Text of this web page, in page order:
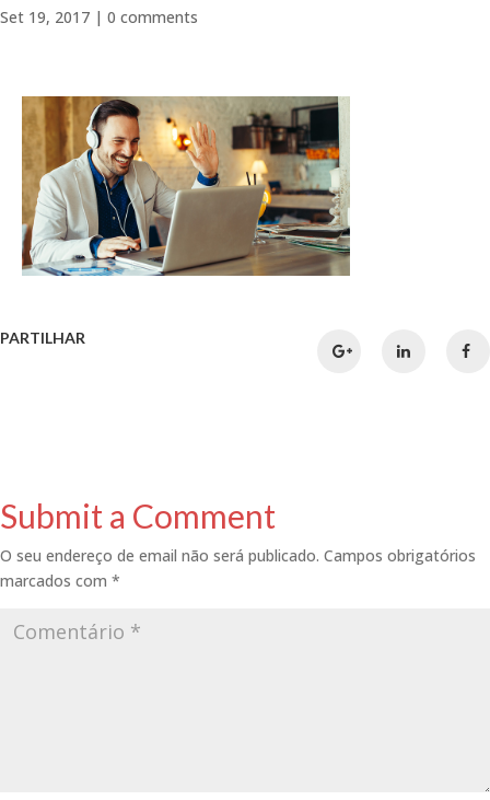
Set 19, 2017 | 0 comments
PARTILHAR
Submit a Comment
O seu endereço de email não será publicado. Campos obrigatórios
marcados com *